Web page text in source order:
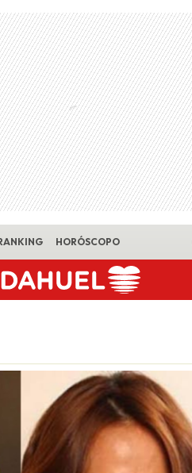
HORÓSCOPO